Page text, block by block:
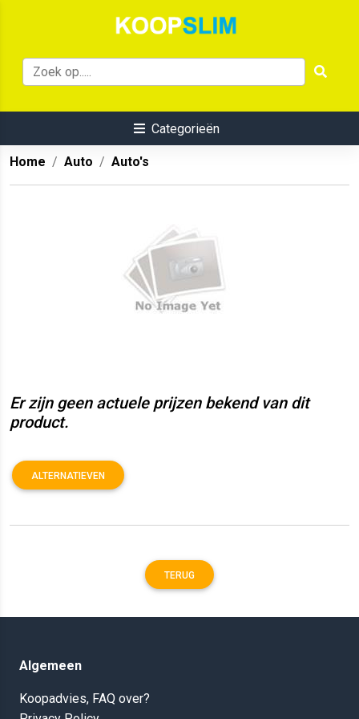
Categorieën
Home Auto Auto's
Er zijn geen actuele prijzen bekend van dit
product.
ALTERNATIEVEN
TERUG
Algemeen
Koopadvies, FAQ over?